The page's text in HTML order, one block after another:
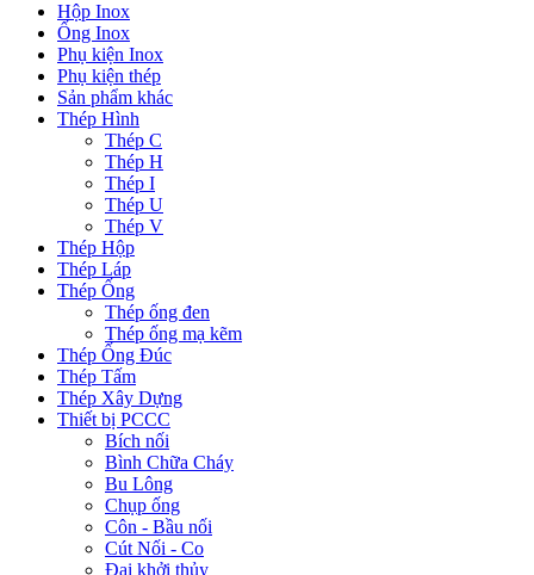
Hộp Inox
Ống Inox
Phụ kiện Inox
Phụ kiện thép
Sản phẩm khác
Thép Hình
Thép C
Thép H
Thép I
Thép U
Thép V
Thép Hộp
Thép Láp
Thép Ống
Thép ống đen
Thép ống mạ kẽm
Thép Ống Đúc
Thép Tấm
Thép Xây Dựng
Thiết bị PCCC
Bích nối
Bình Chữa Cháy
Bu Lông
Chụp ống
Côn - Bầu nối
Cút Nối - Co
Đai khởi thủy